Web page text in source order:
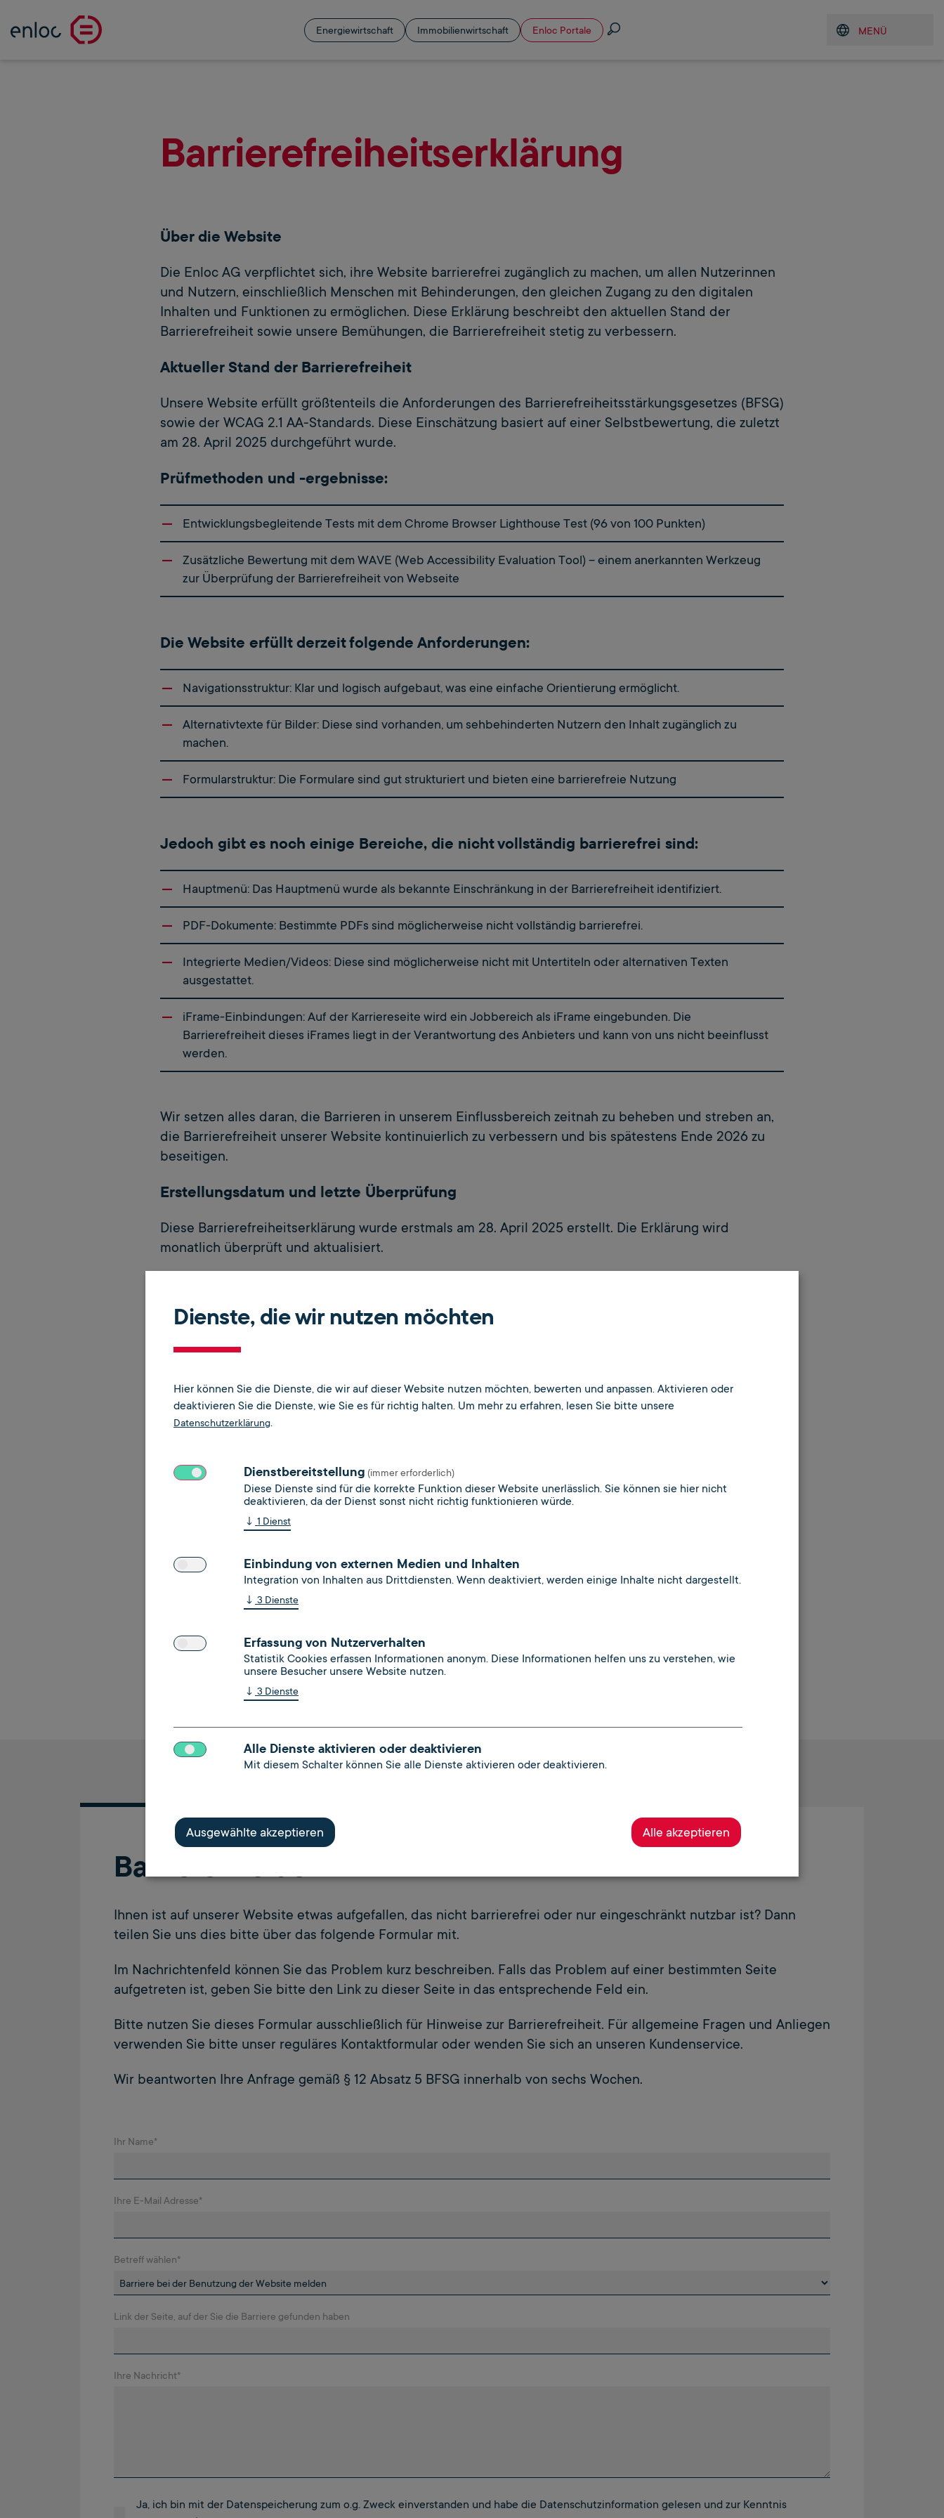
Energiewirtschaft Immobilienwirtschaft Enloc Portale Suche MENÜ
Menü öffnen
Barrierefreiheitserklärung
Über die Website
Die Enloc AG verpflichtet sich, ihre Website barrierefrei zugänglich zu machen, um allen Nutzerinnen
und Nutzern, einschließlich Menschen mit Behinderungen, den gleichen Zugang zu den digitalen
Inhalten und Funktionen zu ermöglichen. Diese Erklärung beschreibt den aktuellen Stand der
Barrierefreiheit sowie unsere Bemühungen, die Barrierefreiheit stetig zu verbessern.
Aktueller Stand der Barrierefreiheit
Unsere Website erfüllt größtenteils die Anforderungen des Barrierefreiheitsstärkungsgesetzes (BFSG)
sowie der WCAG 2.1 AA-Standards. Diese Einschätzung basiert auf einer Selbstbewertung, die zuletzt
am 28. April 2025 durchgeführt wurde.
Prüfmethoden und -ergebnisse:
Entwicklungsbegleitende Tests mit dem Chrome Browser Lighthouse Test (96 von 100 Punkten)
Zusätzliche Bewertung mit dem WAVE (Web Accessibility Evaluation Tool) – einem anerkannten Werkzeug
zur Überprüfung der Barrierefreiheit von Webseite
Die Website erfüllt derzeit folgende Anforderungen:
Navigationsstruktur: Klar und logisch aufgebaut, was eine einfache Orientierung ermöglicht.
Alternativtexte für Bilder: Diese sind vorhanden, um sehbehinderten Nutzern den Inhalt zugänglich zu
machen.
Formularstruktur: Die Formulare sind gut strukturiert und bieten eine barrierefreie Nutzung
Jedoch gibt es noch einige Bereiche, die nicht vollständig barrierefrei sind:
Hauptmenü: Das Hauptmenü wurde als bekannte Einschränkung in der Barrierefreiheit identifiziert.
PDF-Dokumente: Bestimmte PDFs sind möglicherweise nicht vollständig barrierefrei.
Integrierte Medien/Videos: Diese sind möglicherweise nicht mit Untertiteln oder alternativen Texten
ausgestattet.
iFrame-Einbindungen: Auf der Karriereseite wird ein Jobbereich als iFrame eingebunden. Die
Barrierefreiheit dieses iFrames liegt in der Verantwortung des Anbieters und kann von uns nicht beeinflusst
werden.
Wir setzen alles daran, die Barrieren in unserem Einflussbereich zeitnah zu beheben und streben an,
die Barrierefreiheit unserer Website kontinuierlich zu verbessern und bis spätestens Ende 2026 zu
beseitigen.
Erstellungsdatum und letzte Überprüfung
Diese Barrierefreiheitserklärung wurde erstmals am 28. April 2025 erstellt. Die Erklärung wird
monatlich überprüft und aktualisiert.
Falls Sie mit der Antwort auf Ihre Anfrage zur Barrierefreiheit nicht zufrieden sind oder keine Antwort
Internet: www.durchsetzungsstelle.sachsen.de
Schlichtungsstelle bei Beschwerden
Sollten Sie der Ansicht sein, durch eine unzureichende barrierefreie Gestaltung von
benachteiligt zu sein, können Sie sich an die Schlichtungsstelle BGG
(Behindertengleichstellungsgesetz) wenden:
bei dem Beauftragten der Bundesregierung für die Belange von Menschen mit Behinderungen
Mauerstraße 53
E-Mail: info@schlichtungsstelle-bgg.de
www.schlichtungsstelle-bgg.de
Barriere melden
Ihnen ist auf unserer Website etwas aufgefallen, das nicht barrierefrei oder nur eingeschränkt nutzbar ist? Dann
teilen Sie uns dies bitte über das folgende Formular mit.
Im Nachrichtenfeld können Sie das Problem kurz beschreiben. Falls das Problem auf einer bestimmten Seite
aufgetreten ist, geben Sie bitte den Link zu dieser Seite in das entsprechende Feld ein.
Bitte nutzen Sie dieses Formular ausschließlich für Hinweise zur Barrierefreiheit. Für allgemeine Fragen und Anliegen
verwenden Sie bitte unser reguläres Kontaktformular oder wenden Sie sich an unseren Kundenservice.
Wir beantworten Ihre Anfrage gemäß § 12 Absatz 5 BFSG innerhalb von sechs Wochen.
Ihr Name*
Ihre E-Mail Adresse*
Betreff wählen*
Link der Seite, auf der Sie die Barriere gefunden haben
Ihre Nachricht*
Ja, ich bin mit der Datenspeicherung zum o.g. Zweck einverstanden und habe die Datenschutzinformation gelesen und zur Kenntnis
Dienste, die wir nutzen möchten
Hier können Sie die Dienste, die wir auf dieser Website nutzen möchten, bewerten und anpassen. Aktivieren oder
deaktivieren Sie die Dienste, wie Sie es für richtig halten. Um mehr zu erfahren, lesen Sie bitte unsere
Datenschutzerklärung.
Dienstbereitstellung (immer erforderlich)
Diese Dienste sind für die korrekte Funktion dieser Website unerlässlich. Sie können sie hier nicht
deaktivieren, da der Dienst sonst nicht richtig funktionieren würde.
↓ 1 Dienst
Einbindung von externen Medien und Inhalten
Integration von Inhalten aus Drittdiensten. Wenn deaktiviert, werden einige Inhalte nicht dargestellt.
↓ 3 Dienste
Erfassung von Nutzerverhalten
Statistik Cookies erfassen Informationen anonym. Diese Informationen helfen uns zu verstehen, wie
unsere Besucher unsere Website nutzen.
↓ 3 Dienste
Alle Dienste aktivieren oder deaktivieren
Mit diesem Schalter können Sie alle Dienste aktivieren oder deaktivieren.
Ausgewählte akzeptieren Alle akzeptieren